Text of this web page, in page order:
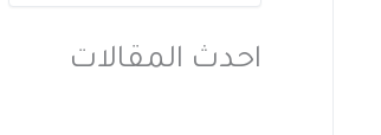
احدث المقالات